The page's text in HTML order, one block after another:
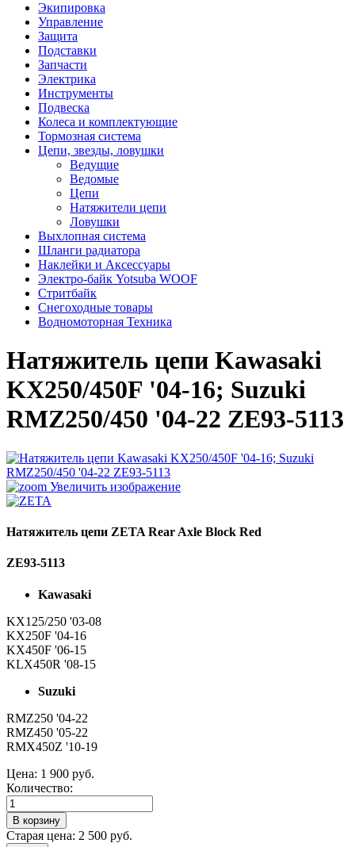
Экипировка
Управление
Защита
Подставки
Запчасти
Электрика
Инструменты
Подвеска
Колеса и комплектующие
Тормозная система
Цепи, звезды, ловушки
Ведущие
Ведомые
Цепи
Натяжители цепи
Ловушки
Выхлопная система
Шланги радиатора
Наклейки и Аксессуары
Электро-байк Yotsuba WOOF
Стритбайк
Снегоходные товары
Водномоторная Техника
Натяжитель цепи Kawasaki
KX250/450F '04-16; Suzuki
RMZ250/450 '04-22 ZE93-5113
Увеличить изображение
Натяжитель цепи ZETA Rear Axle Block Red
ZE93-5113
Kawasaki
KX125/250 '03-08
KX250F '04-16
KX450F '06-15
KLX450R '08-15
Suzuki
RMZ250 '04-22
RMZ450 '05-22
RMX450Z '10-19
Цена: 1 900 руб.
Количество:
Старая цена: 2 500 руб.